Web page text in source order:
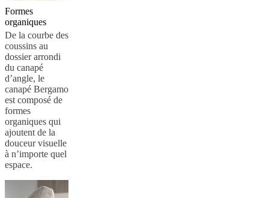
nos
designersPersonnalisation
and
certificationsDéclaration
d’accessibilitéDevenir
franchiséProfessionals
ProgramProjects
and
news
Formes
organiques
De la courbe des
coussins au
dossier arrondi
du canapé
d’angle, le
canapé Bergamo
est composé de
formes
organiques qui
ajoutent de la
douceur visuelle
à n’importe quel
espace.